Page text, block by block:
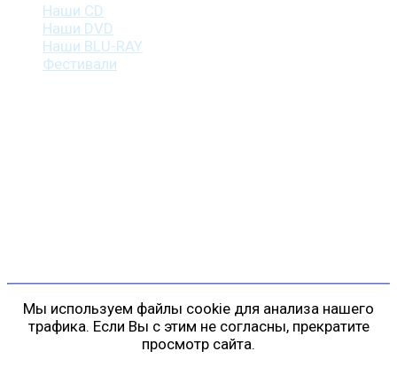
Наши CD
Наши DVD
Наши BLU-RAY
Фестивали
Мы используем файлы cookie для анализа нашего
трафика. Если Вы с этим не согласны, прекратите
просмотр сайта.